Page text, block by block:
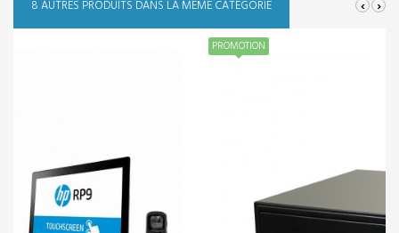
8 AUTRES PRODUITS DANS LA MÊME CATÉGORIE ‹ ›